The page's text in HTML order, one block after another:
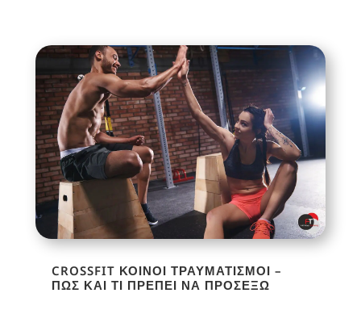
CROSSFIT ΚΟΙΝΟΊ ΤΡΑΥΜΑΤΙΣΜΟΊ –
ΠΩΣ ΚΑΙ ΤΙ ΠΡΈΠΕΙ ΝΑ ΠΡΟΣΈΞΩ